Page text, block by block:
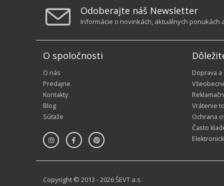
Odoberajte náš Newsletter
Informácie o novinkách, aktuálnych ponukách
O spoločnosti
O nás
Predajne
Kontakty
Blog
Súťaže
Doprava
Vrátenie
Ochrana
Často
Copyright © 2013 - 2026 ŠEVT a.s.